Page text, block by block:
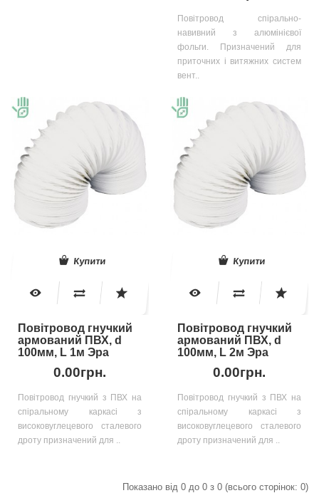
Повітровод спірально-
навивний з алюмінієвої
фольги. Призначений для
приточних і витяжних систем
вент..
Купити
Повітровод гнучкий
армований ПВХ, d
100мм, L 1м Эра
0.00грн.
Повітровод гнучкий з ПВХ на
спіральному каркасі з
високовуглецевого сталевого
дроту призначений для ..
Купити
Повітровод гнучкий
армований ПВХ, d
100мм, L 2м Эра
0.00грн.
Повітровод гнучкий з ПВХ на
спіральному каркасі з
високовуглецевого сталевого
дроту призначений для ..
Показано від 0 до 0 з 0 (всього сторінок: 0)